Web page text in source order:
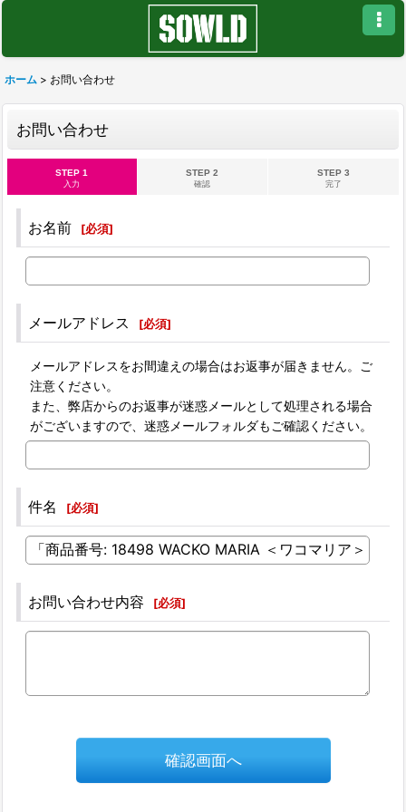
ホーム > お問い合わせ
お問い合わせ
STEP 1
入力
STEP 2
確認
STEP 3
完了
お名前 [必須]
メールアドレス [必須]
メールアドレスをお間違えの場合はお返事が届きません。ご
注意ください。
また、弊店からのお返事が迷惑メールとして処理される場合
がございますので、迷惑メールフォルダもご確認ください。
件名 [必須]
お問い合わせ内容 [必須]
確認画面へ